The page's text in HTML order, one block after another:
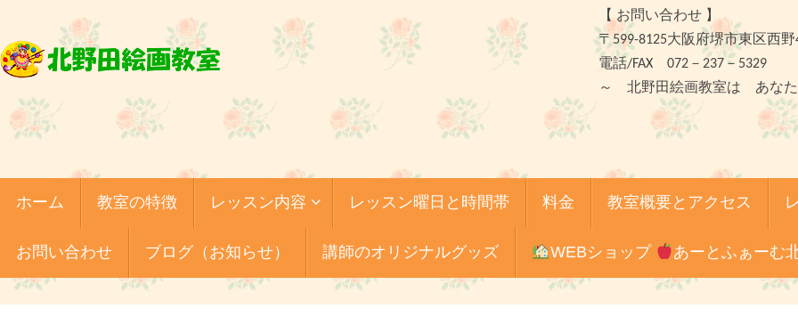
テ
キ
【 お問い合わせ 】
〒599-8125大阪府堺市東区西
電話/FAX 072－237－5329
～ 北野田絵画教室は あな
へ
ホーム 教室の特徴 レッスン内容 レッスン曜日と時間帯 料金 教室概要とアクセス
お問い合わせ ブログ（お知らせ） 講師のオリジナルグッズ WEBショップ あーとふぁーむ